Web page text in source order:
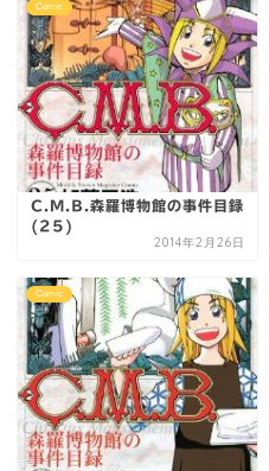
Comic
C.M.B.森羅博物館の事件目録
(25)
2014年2月26日
Comic